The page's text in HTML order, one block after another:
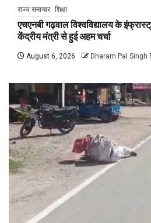
राज्य समाचार शिक्षा
एचएनबी गढ़वाल विश्वविद्यालय के
केंद्रीय मंत्री से हुई अहम चर्चा
August 6, 2026 Dharam Pal Singh